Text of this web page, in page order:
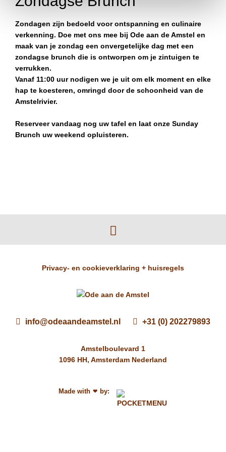
Zondagen zijn bedoeld voor ontspanning en culinaire
verkenning. Doe met ons mee bij Ode aan de Amstel en
maak van je zondag een onvergetelijke dag met een
zondagse brunch die is ontworpen om je zintuigen te
verrukken.
Vanaf 11:00 uur nodigen we je uit om elk moment en elke
hap te koesteren, omringd door de schoonheid van de
Amstelrivier.
Reserveer vandaag nog uw tafel en laat onze Sunday
Brunch uw weekend opluisteren.
Privacy- en cookieverklaring + huisregels
info@odeaandeamstel.nl +31 (0) 202279893
Amstelboulevard 1
1096 HH, Amsterdam Nederland
Made with ❤ by: